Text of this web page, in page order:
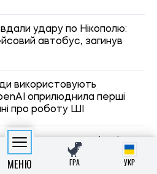
улюбленця від спеки: перші
які не можна ігнорувати
каву може зрости:
про нові
притулок для
собаки, згоріли вольєри
МЕНЮ ГРА УКР